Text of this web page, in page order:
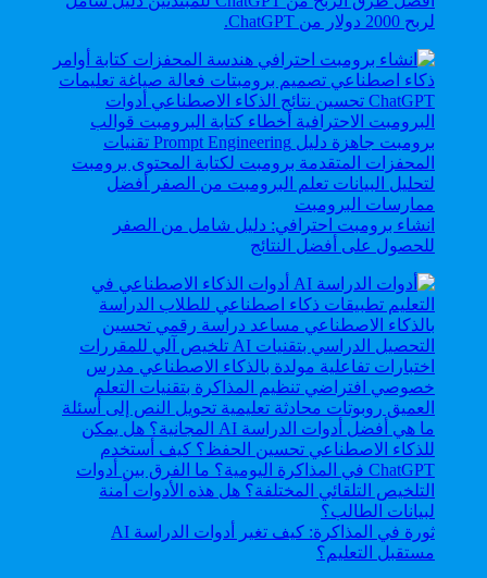
لربح 2000 دولار من ChatGPT.
انشاء برومبت احترافي: دليل شامل من الصفر
للحصول على أفضل النتائج
ثورة في المذاكرة: كيف تغير أدوات الدراسة AI
مستقبل التعليم؟